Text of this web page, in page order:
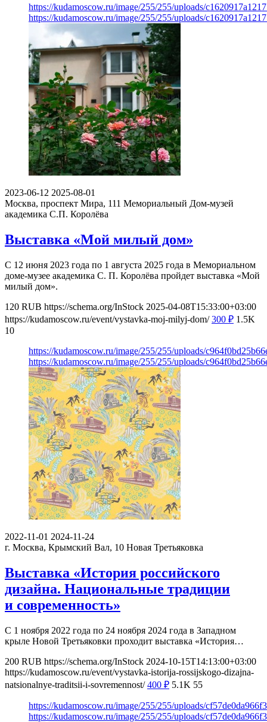
https://kudamoscow.ru/image/255/255/uploads/
https://kudamoscow.ru/image/255/255/uploads/
2023-06-12 2025-08-01
Москва, проспект Мира, 111 Мемориальный Дом-музей
академика С.П. Королёва
Выставка «Мой милый дом»
С 12 июня 2023 года по 1 августа 2025 года в Мемориальном
доме-музее академика С. П. Королёва пройдет выставка «Мой
милый дом».
120 RUB https://schema.org/InStock 2025-04-08T15:33:00+03:00
https://kudamoscow.ru/event/vystavka-moj-milyj-dom/ 300 ₽ 1.5K
10
https://kudamoscow.ru/image/255/255/uploads/
https://kudamoscow.ru/image/255/255/uploads/
2022-11-01 2024-11-24
г. Москва, Крымский Вал, 10 Новая Третьяковка
Выставка «История российского
дизайна. Национальные традиции
и современность»
С 1 ноября 2022 года по 24 ноября 2024 года в Западном
крыле Новой Третьяковки проходит выставка «История…
200 RUB https://schema.org/InStock 2024-10-15T14:13:00+03:00
https://kudamoscow.ru/event/vystavka-istorija-rossijskogo-dizajna-
natsionalnye-traditsii-i-sovremennost/ 400 ₽ 5.1K 55
https://kudamoscow.ru/image/255/255/uploads/
https://kudamoscow.ru/image/255/255/uploads/